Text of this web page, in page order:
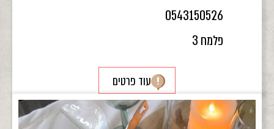
0543150526
פלמח 3
עוד פרטים